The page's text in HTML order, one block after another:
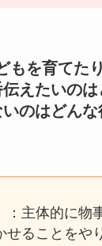
を育てた
えたいの
のはどん
体的に物
ることをや